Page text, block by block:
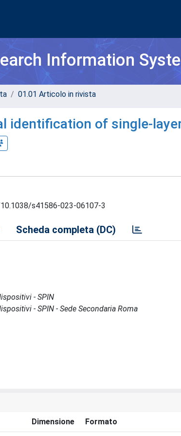
Information
01.01 Articolo in rivista
identification of single-
s41586-023-06107-3
Scheda completa (DC)
- SPIN
- SPIN - Sede Secondaria Roma
Dimensione Formato